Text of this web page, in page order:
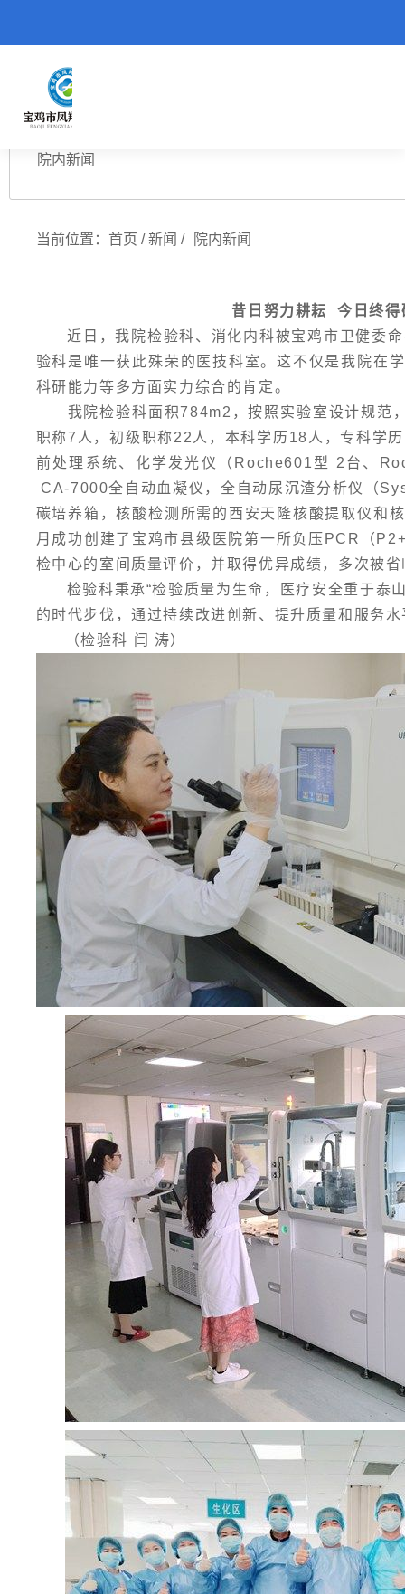
重大新闻
院内新闻
当前位置： 首页 /新闻 / 院内新闻
昔日努力耕耘 今日终得
近日，我院检验科、消化内科被宝鸡市卫健委命
验科是唯一获此殊荣的医技科室。这不仅是我院在
科研能力等多方面实力综合的肯定。
我院检验科面积784m2，按照实验室设计规范，
职称7人，初级职称22人，本科学历18人，专科学
前处理系统、化学发光仪（Roche601型 2台、
CA-7000全自动血凝仪，全自动尿沉渣分析仪（
碳培养箱，核酸检测所需的西安天隆核酸提取仪和
月成功创建了宝鸡市县级医院第一所负压PCR（
检中心的室间质量评价，并取得优异成绩，多次被
检验科秉承“检验质量为生命，医疗安全重于泰山
的时代步伐，通过持续改进创新、提升质量和
（检验科 闫 涛）